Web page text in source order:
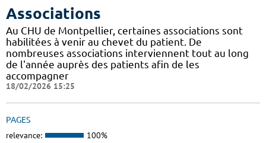
Associations
Au CHU de Montpellier, certaines associations sont
habilitées à venir au chevet du patient. De
nombreuses associations interviennent tout au long
de l'année auprès des patients afin de les
accompagner
18/02/2026 15:25
PAGES
relevance: 100%